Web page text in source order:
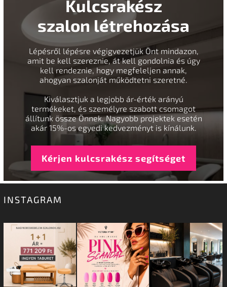
Kulcsrakész
szalon létrehozása
Lépésről lépésre végigvezetjük Önt mindazon,
amit be kell szereznie, át kell gondolnia és úgy
kell rendeznie, hogy megfeleljen annak,
ahogyan szalonját működtetni szeretné.
Kiválasztjuk a legjobb ár-érték arányú
termékeket, és személyre szabott csomagot
állítunk össze Önnek. Nagyobb projektek esetén
akár 15%-os egyedi kedvezményt is kínálunk.
Kérjen kulcsrakész segítséget
INSTAGRAM